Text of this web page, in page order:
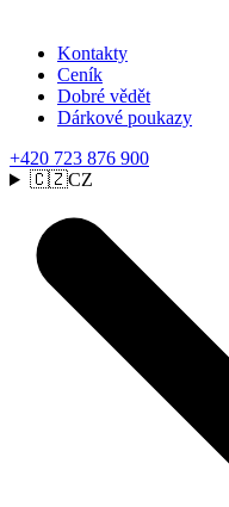
Kontakty
Ceník
Dobré vědět
Dárkové poukazy
+420 723 876 900
🇨🇿CZ